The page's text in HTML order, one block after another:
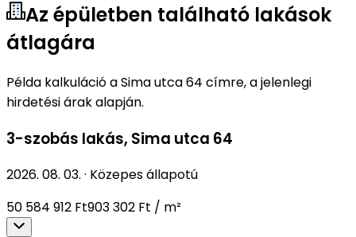
Az épületben található lakások
átlagára
Példa kalkuláció a Sima utca 64 címre, a jelenlegi
hirdetési árak alapján.
3-szobás lakás, Sima utca 64
2026. 08. 03. · Közepes állapotú
50 584 912 Ft903 302 Ft / m²